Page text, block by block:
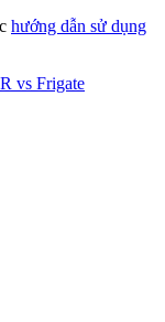
hướng dẫn sử dụng
vs Frigate